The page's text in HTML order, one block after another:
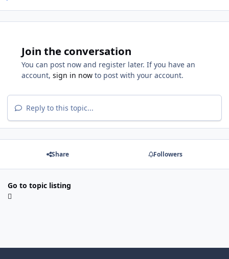
Join the conversation
You can post now and register later. If you have an
account, sign in now to post with your account.
Reply to this topic...
Share Followers
Go to topic listing